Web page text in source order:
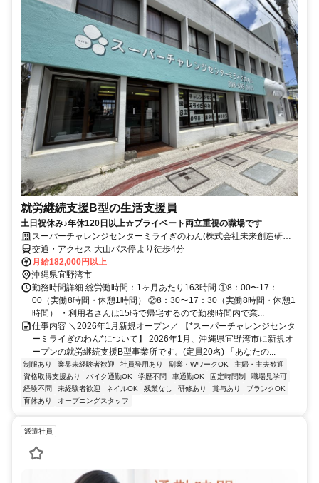
就労継続支援B型の生活支援員
土日祝休み♪年休120日以上☆プライベート両立重視の職場です
スーパーチャレンジセンターミライぎのわん(株式会社未来創造研究
所)
交通・アクセス 大山バス停より徒歩4分
月給182,000円以上
沖縄県宜野湾市
勤務時間詳細 総労働時間：1ヶ月あたり163時間 ①8：00〜17：
00（実働8時間・休憩1時間） ②8：30〜17：30（実働8時間・休憩1
時間） ・利用者さんは15時で帰宅するので勤務時間内で業...
仕事内容 ＼2026年1月新規オープン／ 【*スーパーチャレンジセンタ
ーミライぎのわん*について】 2026年1月、沖縄県宜野湾市に新規オ
ープンの就労継続支援B型事業所です。(定員20名) 「あなたの...
制服あり 業界未経験者歓迎 社員登用あり 副業・WワークOK
主婦・主夫歓迎
資格取得支援あり
バイク通勤OK 学歴不問 車通勤OK 固定時間制
職場見学可
経験不問
未経験者歓迎 ネイルOK 残業なし 研修あり 賞与あり
ブランクOK
育休あり
オープニングスタッフ
派遣社員